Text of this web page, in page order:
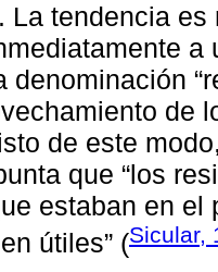
La tendencia es
denominación
de
de este
que “los
estaban en
útiles” (Sicular,